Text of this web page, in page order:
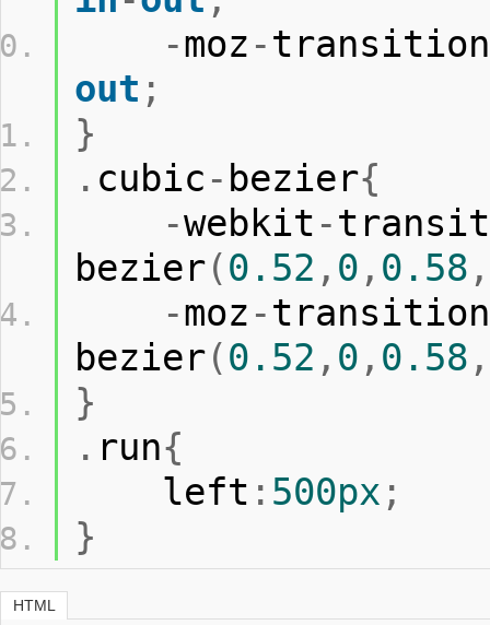
-moz -transition
out ;
}
. cubic - bezier{
-webkit -
bezier(0.52 , 0 , 0.58 ,
-moz -transition
bezier(0.52 , 0 , 0.58 ,
}
. run{
left : 500px ;
}
HTML